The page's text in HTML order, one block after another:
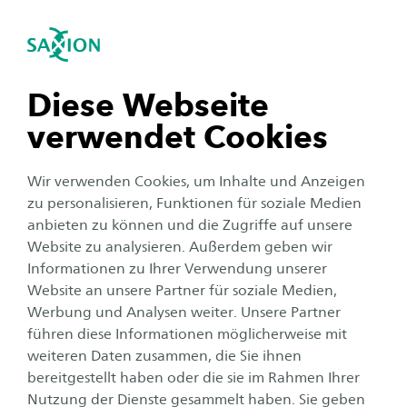
Diese Webseite
verwendet Cookies
Wir verwenden Cookies, um Inhalte und Anzeigen
zu personalisieren, Funktionen für soziale Medien
anbieten zu können und die Zugriffe auf unsere
Website zu analysieren. Außerdem geben wir
Informationen zu Ihrer Verwendung unserer
Website an unsere Partner für soziale Medien,
Werbung und Analysen weiter. Unsere Partner
führen diese Informationen möglicherweise mit
weiteren Daten zusammen, die Sie ihnen
bereitgestellt haben oder die sie im Rahmen Ihrer
Nutzung der Dienste gesammelt haben. Sie geben
Navigation öffnen
schließen
Social Work (Teilzeit/Dual)
Unternavigation öffnen
Für die Bedeutung
menschlicher Beziehungen
eintreten!